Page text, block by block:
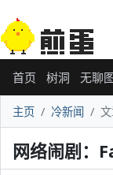
首页 树洞 无聊
主页 冷新闻
网络闹剧：